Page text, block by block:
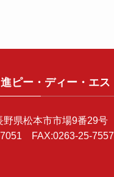
ピー・ディー・エス
野県松本市市場9番29号
FAX:0263-25-7557